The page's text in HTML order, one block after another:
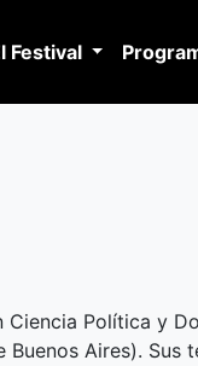
Festival
Ciencia Política y
Aires). Sus